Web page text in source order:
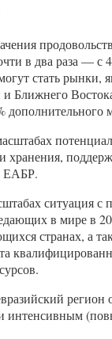
в два раза —
стать
хранения,
ЕАБР.
ситуация
в мире в
странах, а
интенсивным